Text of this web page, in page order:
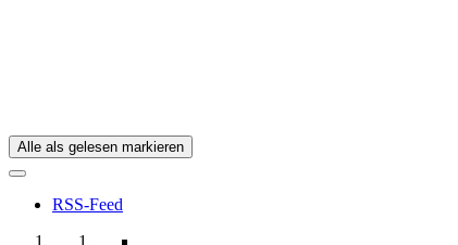
Alle als gelesen markieren
RSS-Feed